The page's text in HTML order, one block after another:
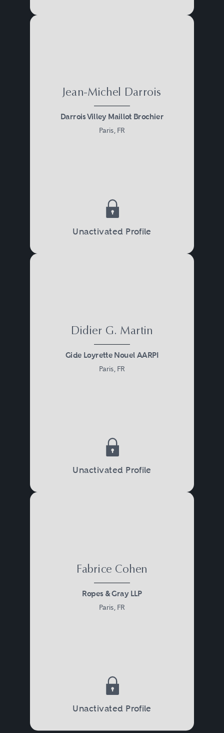
Jean-Michel Darrois
Darrois Villey Maillot Brochier
Paris, FR
Unactivated Profile
Didier G. Martin
Gide Loyrette Nouel AARPI
Paris, FR
Unactivated Profile
Fabrice Cohen
Ropes & Gray LLP
Paris, FR
Unactivated Profile